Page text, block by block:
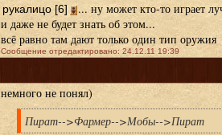
рукалицо [6]
... ну может кто-то играет
и даже не будет знать об этом...
всё равно там дают только один тип оружия
Сообщение отредактировано: 24.12.11 19:39
немного не понял)
Пират-->Фармер-->Мобы-->Пират